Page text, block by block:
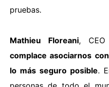
pruebas.
Mathieu Floreani,
complace asociarnos
lo más seguro posible.